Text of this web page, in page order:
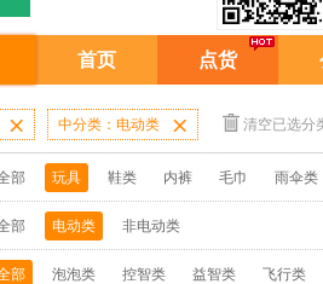
首页 点货
 中分类：电动类  清空已选分
部 玩具 鞋类 内裤 毛巾 雨伞类
部 电动类 非电动类
部 泡泡类 控智类 益智类 飞行类